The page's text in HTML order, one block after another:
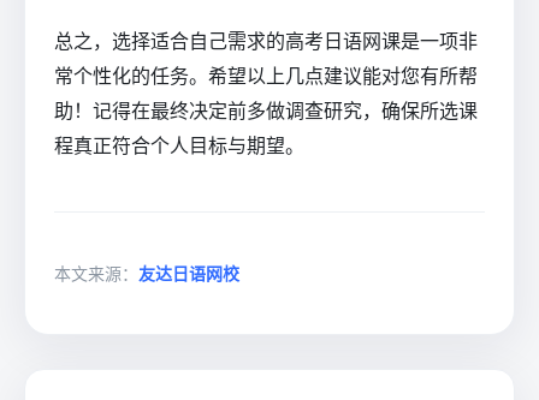
总之，选择适合自己需求的高考日语网课是一项非
常个性化的任务。希望以上几点建议能对您有所帮
助！记得在最终决定前多做调查研究，确保所选课
程真正符合个人目标与期望。
本文来源： 友达日语网校